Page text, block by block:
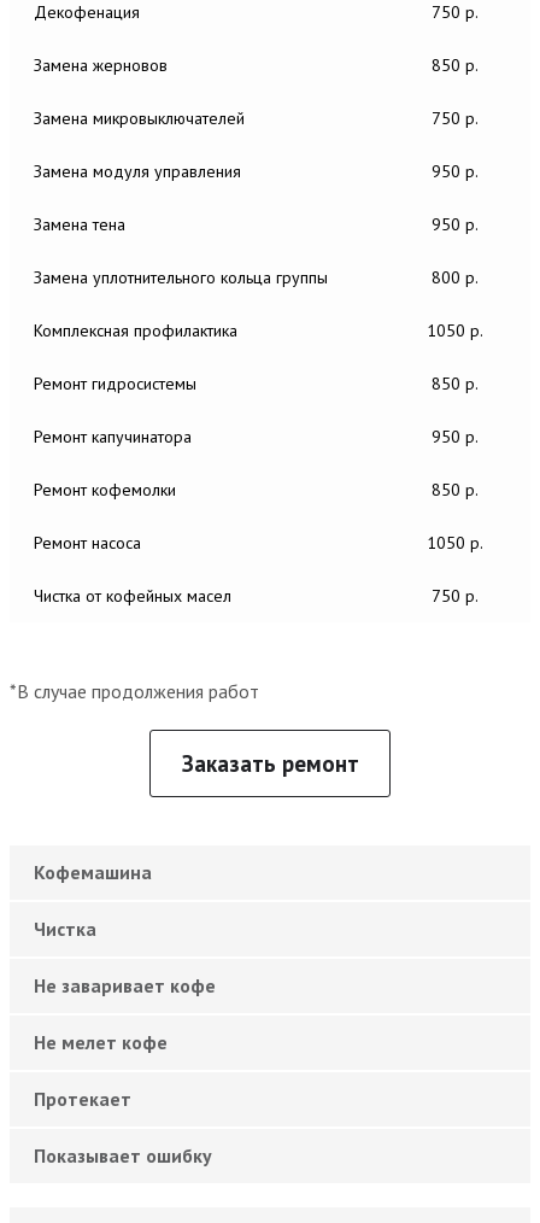
Декофенация 750 р.
Замена жерновов 850 р.
Замена микровыключателей 750 р.
Замена модуля управления 950 р.
Замена тена 950 р.
Замена уплотнительного кольца группы 800 р.
Комплексная профилактика 1050 р.
Ремонт гидросистемы 850 р.
Ремонт капучинатора 950 р.
Ремонт кофемолки 850 р.
Ремонт насоса 1050 р.
Чистка от кофейных масел 750 р.
*В случае продолжения работ
Заказать ремонт
Кофемашина
Чистка
Не заваривает кофе
Не мелет кофе
Протекает
Показывает ошибку